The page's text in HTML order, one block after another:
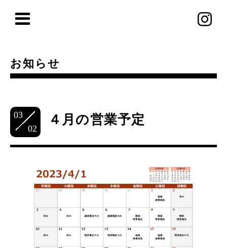
お知らせ
03
02
４月の営業予定